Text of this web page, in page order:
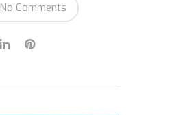
No Comments